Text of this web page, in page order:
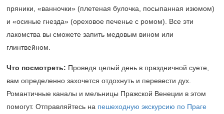
пряники, «ванночки» (плетеная булочка, посыпанная изюмом)
и «осиные гнезда» (ореховое печенье с ромом). Все эти
лакомства вы сможете запить медовым вином или
глинтвейном.
Что посмотреть: Проведя целый день в праздничной суете,
вам определенно захочется отдохнуть и перевести дух.
Романтичные каналы и мельницы Пражской Венеции в этом
помогут. Отправляйтесь на пешеходную экскурсию по Праге